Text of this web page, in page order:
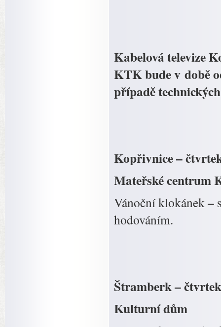
Kabelová televize
KTK bude v době
případě
Kopřivnice –
Mateřské centrum
Vánoční klokánek–
hodováním.
Štramberk –
Kulturní dům